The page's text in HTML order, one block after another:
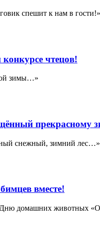
спешит к нам в гости!»
чтецов!
зимы…»
прекрасному
снежный, зимний лес…»
вместе!
домашних животных